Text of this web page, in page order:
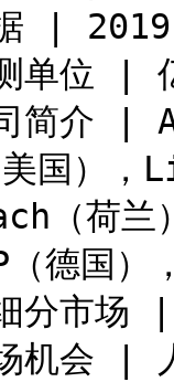
据 |
单位 |
简介 |
国），
（荷
（德国
分市场
机会 |